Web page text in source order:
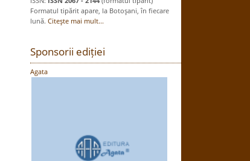
Formatul tipărit apare, la Botoşani, în fiecare
lună. Citeşte mai mult...
Sponsorii ediției
Agata